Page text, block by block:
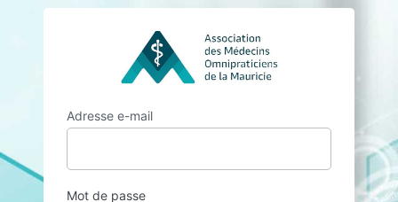
Adresse e-mail
Mot de passe